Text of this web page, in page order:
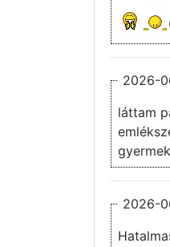
2026-
láttam
2026-